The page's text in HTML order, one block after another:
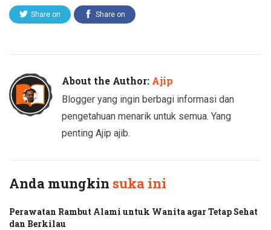
Share on Share on
About the Author: Ajip
Blogger yang ingin berbagi informasi dan
pengetahuan menarik untuk semua. Yang
penting Ajip ajib.
Anda mungkin suka ini
Perawatan Rambut Alami untuk Wanita agar Tetap Sehat
dan Berkilau